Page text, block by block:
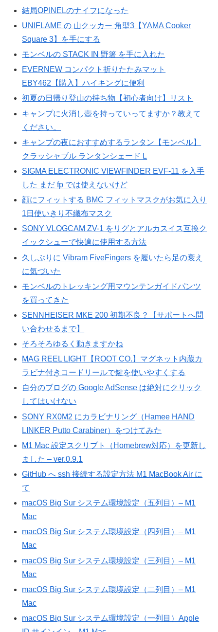
結局OPINELのナイフになった
UNIFLAME の 山クッカー 角型3【YAMA Cooker
Square 3】を手にする
モンベルの STACK IN 野箸 を手に入れた
EVERNEW コンパクト折りたたみマット
EBY462【購入】ハイキングに便利
初夏の日帰り登山の持ち物【初心者向け】リスト
キャンプに火消し壺を持っていってますか？教えて
ください。
キャンプの夜におすすめするランタン【モンベル】
クラッシャブル ランタンシェード L
SIGMA ELECTRONIC VIEWFINDER EVF-11 を入手
した まだ fp では使えないけど
顔にフィットする BMC フィットマスクがお気に入り
1日使いきり不織布マスク
SONY VLOGCAM ZV-1 をリグとアルカスイス互換ク
イックシューで快適に使用する方法
久しぶりに Vibram FiveFingers を履いたら足の衰え
に気づいた
モンベルのトレッキング用マウンテンガイドパンツ
を買ってきた
SENNHEISER MKE 200 初期不良？【サポートへ問
い合わせるまで】
そろそろゆるく動きますかね
MAG REEL LIGHT【ROOT CO.】マグネット内蔵カ
ラビナ付きコードリールで鍵を使いやすくする
自分のブログの Google AdSense は絶対にクリック
してはいけない
SONY RX0M2 にカラビナリング（Hamee HAND
LINKER Putto Carabiner）をつけてみた
M1 Mac 設定スクリプト（Homebrew対応）を更新し
ました – ver.0.9.1
GitHub へ ssh 接続する設定方法 M1 MacBook Air に
て
macOS Big Sur システム環境設定（五列目）– M1
Mac
macOS Big Sur システム環境設定（四列目）– M1
Mac
macOS Big Sur システム環境設定（三列目）– M1
Mac
macOS Big Sur システム環境設定（二列目）– M1
Mac
macOS Big Sur システム環境設定（一列目）Apple